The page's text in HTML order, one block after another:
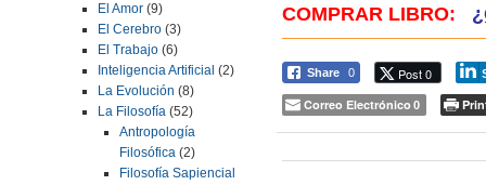
El Amor (9)
El Cerebro (3)
El Trabajo (6)
Inteligencia Artificial (2)
La Evolución (8)
La Filosofía (52)
Antropología
Filosófica (2)
Filosofía Sapiencial
COMPRAR LIBRO:
Share 0 Post 0
Correo Electrónico 0